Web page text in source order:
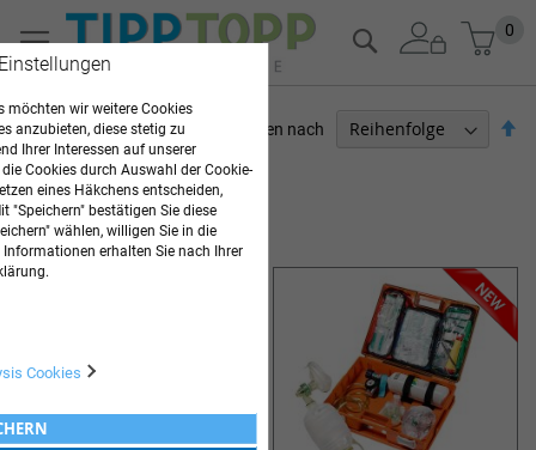
Zum
Inhalt
0
Suche
16Elemente
Sortieren nach
ARZTBEDARF
möchten wir weitere Cookies
anzubieten, diese stetig zu
Ihrer Interessen auf unserer
Cookies durch Auswahl der Cookie-
eines Häkchens entscheiden,
"Speichern" bestätigen Sie diese
wählen, willigen Sie in die
erhalten Sie nach Ihrer
Cookies